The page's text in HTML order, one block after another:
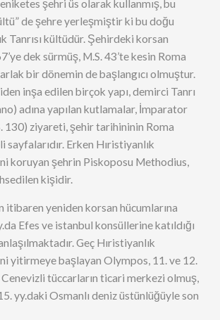
şehri üs olarak kullanmış, bu
de şehre yerleşmiştir ki bu doğu
Tanrısı kültüdür. Şehirdeki korsan
dek sürmüş, M.S. 43’te kesin Roma
bir dönemin de başlangıcı olmuştur.
inşa edilen birçok yapı, demirci Tanrı
adına yapılan kutlamalar, İmparator
130) ziyareti, şehir tarihininin Roma
Erken Hıristiyanlık
koruyan şehrin Piskoposu Methodius,
kişidir.
itibaren yeniden korsan hücumlarına
Efes ve istanbul konsüllerine katıldığı
Geç Hıristiyanlık
yitirmeye başlayan Olympos, 11. ve 12.
tüccarların ticari merkezi olmuş,
yy.daki Osmanlı deniz üstünlüğüyle son